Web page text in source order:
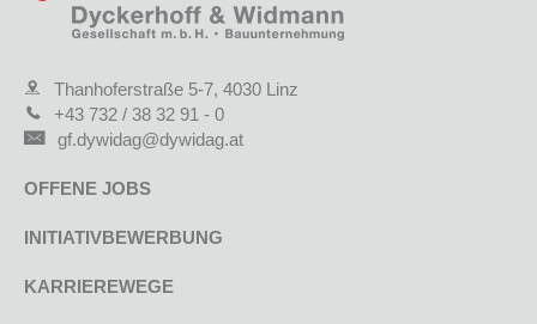
Thanhoferstraße 5-7, 4030 Linz
+43 732 / 38 32 91 - 0
gf.dywidag@dywidag.at
OFFENE JOBS
INITIATIVBEWERBUNG
KARRIEREWEGE